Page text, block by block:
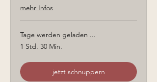
mehr Infos
Tage werden geladen ...
1 Std. 30 Min.
jetzt schnuppern